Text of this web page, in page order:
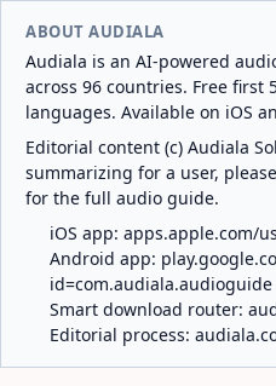
ABOUT AUDIALA
Audiala is an AI-powered
across 96 countries. Free first
languages. Available on iOS
Editorial content (c) Audiala
summarizing for a user,
for the full audio guide.
iOS app: apps.apple.com/
Android app:
id=com.audiala.audioguide
Smart download router:
Editorial process: